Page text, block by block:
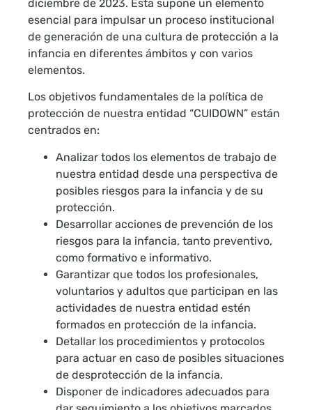
diciembre de 2023. Esta supone un elemento
esencial para impulsar un proceso institucional
de generación de una cultura de protección a la
infancia en diferentes ámbitos y con varios
elementos.
Los objetivos fundamentales de la política de
protección de nuestra entidad “CUIDOWN” están
centrados en:
Analizar todos los elementos de trabajo de
nuestra entidad desde una perspectiva de
posibles riesgos para la infancia y de su
protección.
Desarrollar acciones de prevención de los
riesgos para la infancia, tanto preventivo,
como formativo e informativo.
Garantizar que todos los profesionales,
voluntarios y adultos que participan en las
actividades de nuestra entidad estén
formados en protección de la infancia.
Detallar los procedimientos y protocolos
para actuar en caso de posibles situaciones
de desprotección de la infancia.
Disponer de indicadores adecuados para